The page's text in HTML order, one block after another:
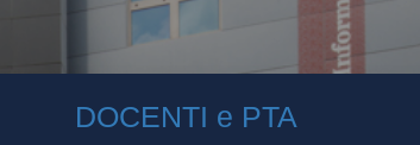
DOCENTI e PTA